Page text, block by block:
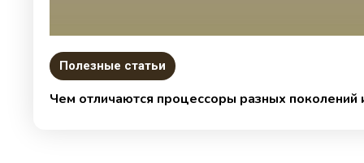
Полезные статьи
Чем отличаются процессоры разных поколений